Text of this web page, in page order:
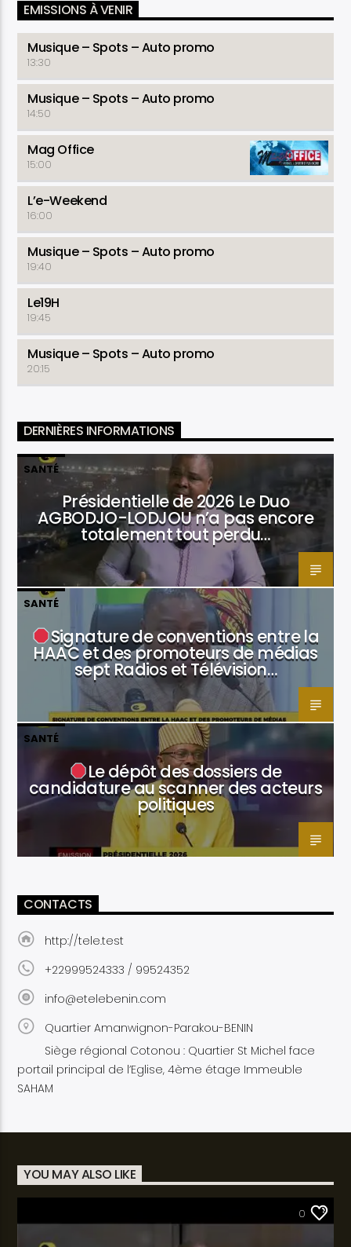
EMISSIONS À VENIR
Musique – Spots – Auto promo
13:30
Musique – Spots – Auto promo
14:50
Mag Office
15:00
L’e-Weekend
16:00
Musique – Spots – Auto promo
19:40
Le19H
19:45
Musique – Spots – Auto promo
20:15
DERNIÈRES INFORMATIONS
SANTÉ
Présidentielle de 2026 Le Duo
AGBODJO-LODJOU n’a pas encore
totalement tout perdu…
SANTÉ
Signature de conventions entre la
HAAC et des promoteurs de médias
sept Radios et Télévision…
SANTÉ
Le dépôt des dossiers de
candidature au scanner des acteurs
politiques
CONTACTS
http://tele.test
+22999524333 / 99524352
info@etelebenin.com
Quartier Amanwignon-Parakou-BENIN
Siège régional Cotonou : Quartier St Michel face
portail principal de l’Eglise, 4ème étage Immeuble
SAHAM
YOU MAY ALSO LIKE
0